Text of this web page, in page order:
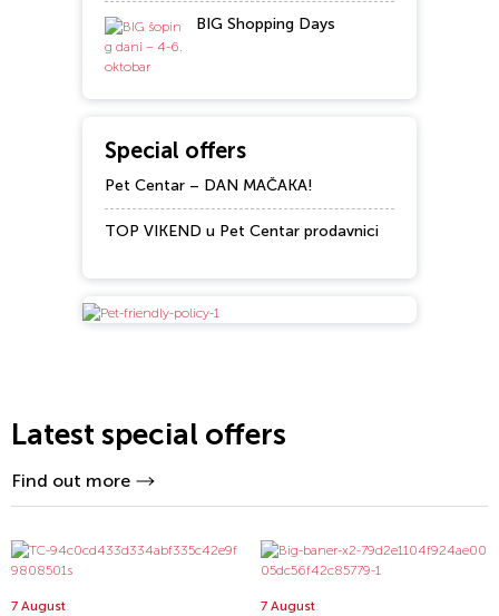
BIG Shopping Days
Special offers
Pet Centar – DAN MAČAKA!
TOP VIKEND u Pet Centar prodavnici
Latest special offers
Find out more
7 August 7 August